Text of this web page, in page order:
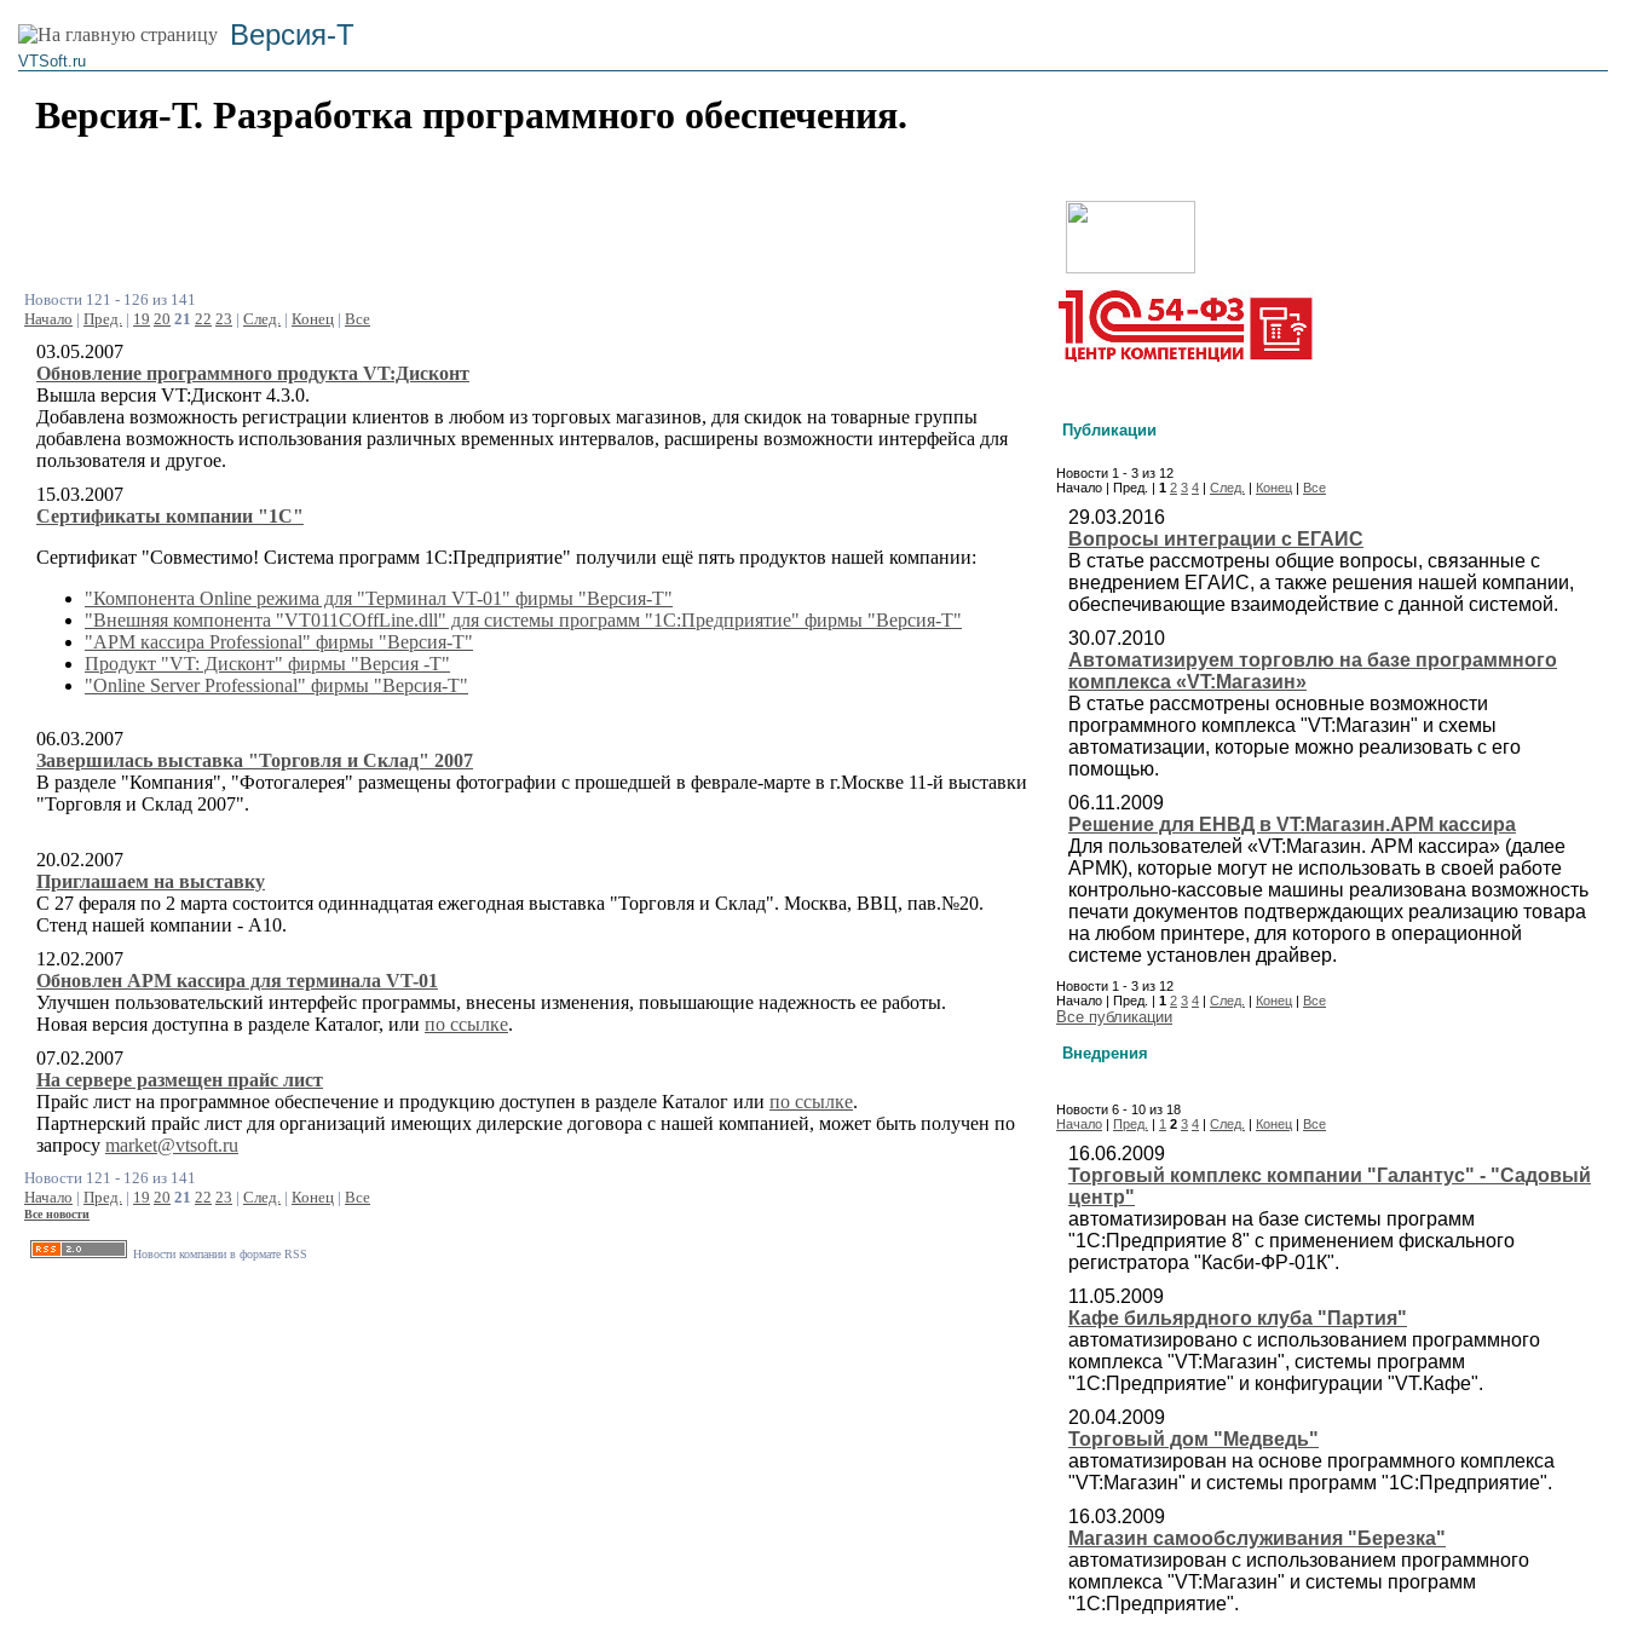
Версия-Т
VTSoft.ru
Версия-Т. Разработка программного обеспечения.
Новости 121 - 126 из 141
Начало | Пред. | 19 20 21 22 23 | След. | Конец | Все
03.05.2007
Обновление программного продукта VT:Дисконт
Вышла версия VT:Дисконт 4.3.0.
Добавлена возможность регистрации клиентов в любом из торговых магазинов, для скидок на товарные группы
добавлена возможность использования различных временных интервалов, расширены возможности интерфейса для
пользователя и другое.
15.03.2007
Сертификаты компании "1С"
Сертификат "Совместимо! Система программ 1С:Предприятие" получили ещё пять продуктов нашей компании:
"Компонента Online режима для "Терминал VT-01" фирмы "Версия-Т"
"Внешняя компонента "VT011COffLine.dll" для системы программ "1C:Предприятие" фирмы "Версия-Т"
"АРМ кассира Professional" фирмы "Версия-Т"
Продукт "VT: Дисконт" фирмы "Версия -Т"
"Online Server Professional" фирмы "Версия-Т"
06.03.2007
Завершилась выставка "Торговля и Склад" 2007
В разделе "Компания", "Фотогалерея" размещены фотографии с прошедшей в феврале-марте в г.Москве 11-й выставки
"Торговля и Склад 2007".
20.02.2007
Приглашаем на выставку
С 27 фераля по 2 марта состоится одиннадцатая ежегодная выставка "Торговля и Склад". Москва, ВВЦ, пав.№20.
Стенд нашей компании - А10.
12.02.2007
Обновлен АРМ кассира для терминала VT-01
Улучшен пользовательский интерфейс программы, внесены изменения, повышающие надежность ее работы.
Новая версия доступна в разделе Каталог, или по ссылке.
07.02.2007
На сервере размещен прайc лист
Прайс лист на программное обеспечение и продукцию доступен в разделе Каталог или по ссылке.
Партнерский прайс лист для организаций имеющих дилерские договора с нашей компанией, может быть получен по
запросу market@vtsoft.ru
Новости 121 - 126 из 141
Начало | Пред. | 19 20 21 22 23 | След. | Конец | Все
Все новости
Новости компании в формате RSS
Публикации
Новости 1 - 3 из 12
Начало | Пред. | 1 2 3 4 | След. | Конец | Все
29.03.2016
Вопросы интеграции с ЕГАИС
В статье рассмотрены общие вопросы, связанные с
внедрением ЕГАИС, а также решения нашей компании,
обеспечивающие взаимодействие с данной системой.
30.07.2010
Автоматизируем торговлю на базе программного
комплекса «VT:Магазин»
В статье рассмотрены основные возможности
программного комплекса "VT:Магазин" и схемы
автоматизации, которые можно реализовать с его
помощью.
06.11.2009
Решение для ЕНВД в VT:Магазин.АРМ кассира
Для пользователей «VT:Магазин. АРМ кассира» (далее
АРМК), которые могут не использовать в своей работе
контрольно-кассовые машины реализована возможность
печати документов подтверждающих реализацию товара
на любом принтере, для которого в операционной
системе установлен драйвер.
Новости 1 - 3 из 12
Начало | Пред. | 1 2 3 4 | След. | Конец | Все
Все публикации
Внедрения
Новости 6 - 10 из 18
Начало | Пред. | 1 2 3 4 | След. | Конец | Все
16.06.2009
Торговый комплекс компании "Галантус" - "Садовый
центр"
автоматизирован на базе системы программ
"1С:Предприятие 8" с применением фискального
регистратора "Касби-ФР-01К".
11.05.2009
Кафе бильярдного клуба "Партия"
автоматизировано с использованием программного
комплекса "VT:Магазин", системы программ
"1С:Предприятие" и конфигурации "VT.Кафе".
20.04.2009
Торговый дом "Медведь"
автоматизирован на основе программного комплекса
"VT:Магазин" и системы программ "1С:Предприятие".
16.03.2009
Магазин самообслуживания "Березка"
автоматизирован с использованием программного
комплекса "VT:Магазин" и системы программ
"1С:Предприятие".